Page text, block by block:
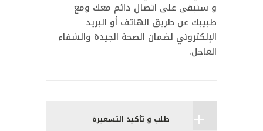
و سنبقى على اتصال دائم معك ومع
طبيبك عن طريق الهاتف أو البريد
الإلكتروني لضمان الصحة الجيدة والشفاء
العاجل.
طلب و تأكيد التسعيرة